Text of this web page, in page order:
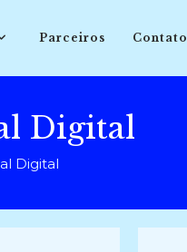
Parceiros Contato
Digital
Digital